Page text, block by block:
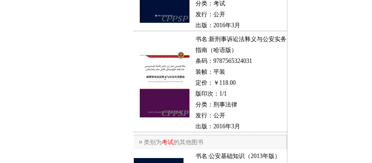
分类：考试
发行：公开
出版：2016年3月
书名:新刑事诉讼法释义与公安实务
指南（哈语版）
条码：9787565324031
装帧：平装
定价：￥118.00
版印次：1/1
分类：刑事法律
发行：公开
出版：2016年3月
类别为考试的其他图书
书名:公安基础知识（2013年版）